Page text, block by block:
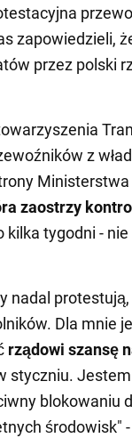
zapowiedzieli,
przez polski
z
zaostrzy
kilka tygodni -
nadal
Dla mnie
rządowi szansę
styczniu.
blokowaniu
środowisk" -